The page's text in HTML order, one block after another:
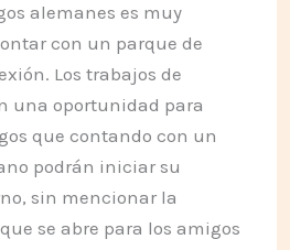
alemanes es muy
con un parque de
Los trabajos de
una oportunidad para
que contando con un
podrán iniciar su
sin mencionar la
se abre para los amigos